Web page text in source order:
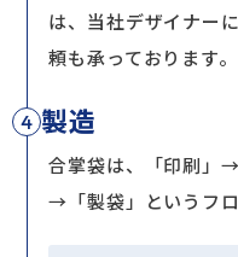
は、当社デザイナー
頼も承っております。
4 製造
合掌袋は、「印刷」
→「製袋」というフロ